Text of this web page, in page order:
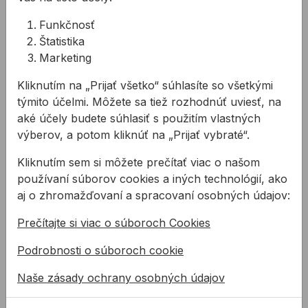
Závitová tyč 1m DIN 975 4.8 Zn M30
Kód:
AD003010
Závitová tyč 1m DIN 975 4.8 Zn M33
Závitová tyč 1m DIN 975 4.8 Zn M36
Kód: AD003610
35,26 €
Súvisiace produkty
Chemická kotva MKT VMU plusChemická kotva MKT
Funkčnosť
Štatistika
Marketing
Kliknutím na „Prijať všetko“ súhlasíte so všetkými
týmito účelmi. Môžete sa tiež rozhodnúť uviesť, na
aké účely budete súhlasiť s použitím vlastných
výberov, a potom kliknúť na „Prijať vybraté“.
Kliknutím sem si môžete prečítať viac o našom
používaní súborov cookies a iných technológií, ako
aj o zhromažďovaní a spracovaní osobných údajov:
Prečítajte si viac o súboroch Cookies
Podrobnosti o súboroch cookie
Naše zásady ochrany osobných údajov